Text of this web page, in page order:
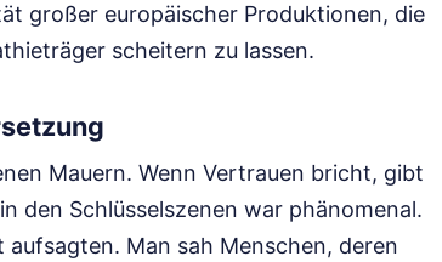
großer europäischer Produktionen, die
scheitern zu lassen.
Mauern. Wenn Vertrauen bricht, gibt
den Schlüsselszenen war phänomenal.
Man sah Menschen, deren